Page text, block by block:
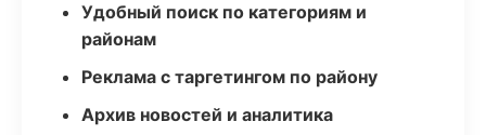
Удобный поиск по категориям и
районам
Реклама с таргетингом по району
Архив новостей и аналитика